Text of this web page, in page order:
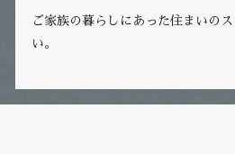
ご家族の暮らしにあった住まいの
い。